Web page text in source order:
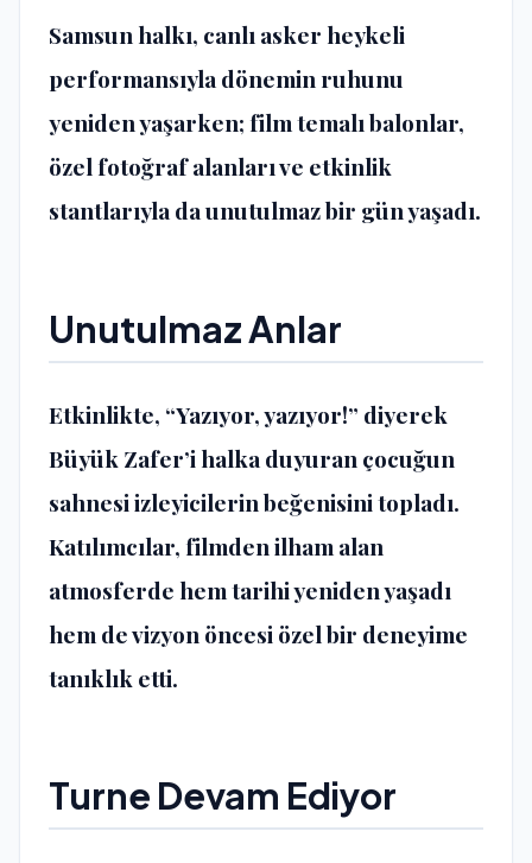
Samsun halkı, canlı asker heykeli
performansıyla dönemin ruhunu
yeniden yaşarken; film temalı balonlar,
özel fotoğraf alanları ve etkinlik
stantlarıyla da unutulmaz bir gün yaşadı.
Unutulmaz Anlar
Etkinlikte, “Yazıyor, yazıyor!” diyerek
Büyük Zafer’i halka duyuran çocuğun
sahnesi izleyicilerin beğenisini topladı.
Katılımcılar, filmden ilham alan
atmosferde hem tarihi yeniden yaşadı
hem de vizyon öncesi özel bir deneyime
tanıklık etti.
Turne Devam Ediyor